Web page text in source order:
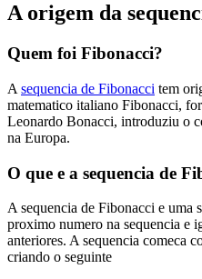
A origem da
Quem foi Fibonacci?
A sequencia de Fibonacci tem
matematico italiano Fibonacci,
Leonardo Bonacci, introduziu o
na Europa.
O que e a sequencia de
A sequencia de Fibonacci e uma
proximo numero na sequencia e
anteriores. A sequencia comeca
criando o seguinte